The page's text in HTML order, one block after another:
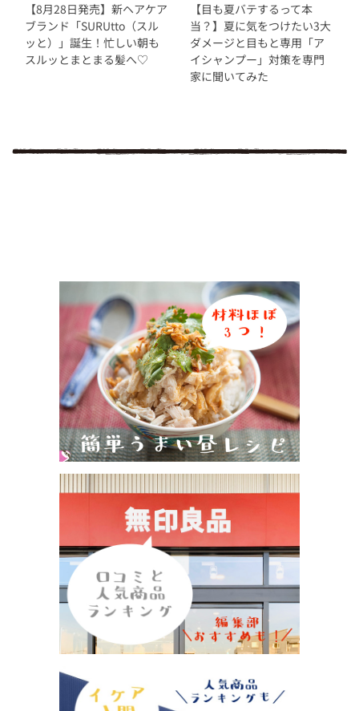
【8月28日発売】新ヘアケア
ブランド「SURUtto（スル
ッと）」誕生！忙しい朝も
スルッとまとまる髪へ♡
【目も夏バテするって本
当？】夏に気をつけたい3大
ダメージと目もと専用「ア
イシャンプー」対策を専門
家に聞いてみた